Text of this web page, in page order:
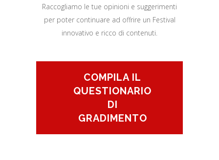
Raccogliamo le tue opinioni e suggerimenti
per poter continuare ad offrire un Festival
innovativo e ricco di contenuti.
COMPILA IL
QUESTIONARIO
DI
GRADIMENTO